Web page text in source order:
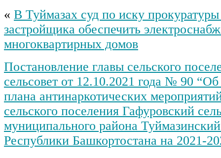
« В Туймазах суд по иску прокуратуры
застройщика обеспечить
многоквартирных домов
Постановление главы сельского
сельсовет от 12.10.2021 года № 90
плана антинаркотических
сельского поселения Гафуровский
муниципального района
Республики Башкортостана на 2021-